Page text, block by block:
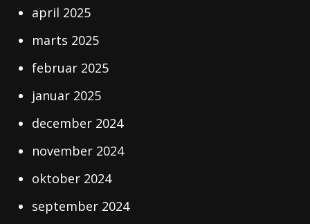
april 2025
marts 2025
februar 2025
januar 2025
december 2024
november 2024
oktober 2024
september 2024